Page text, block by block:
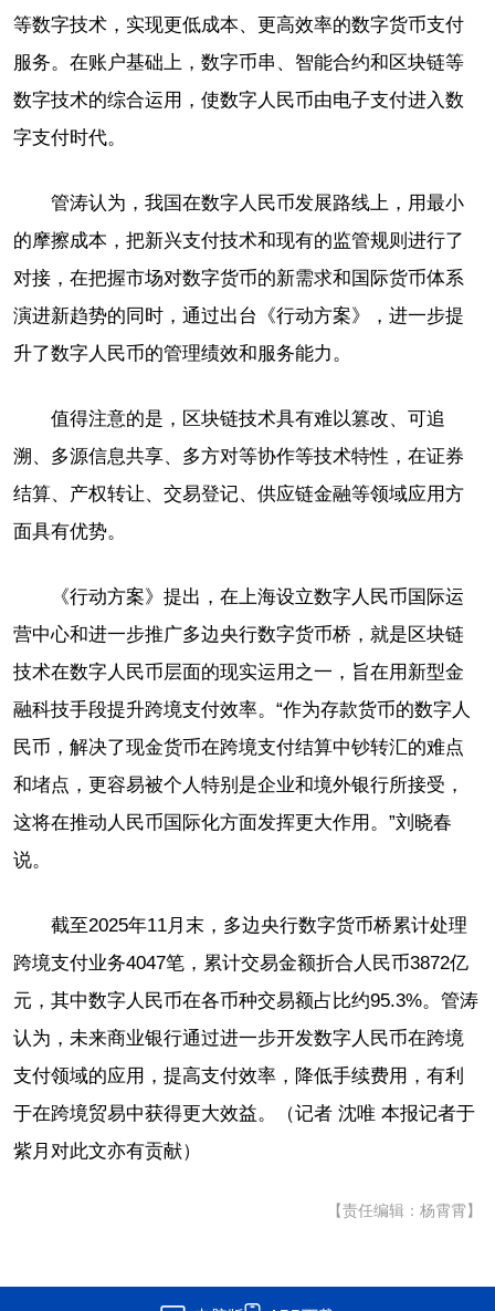
等数字技术，实现更低成本、更高效率的数字货币支付
服务。在账户基础上，数字币串、智能合约和区块链等
数字技术的综合运用，使数字人民币由电子支付进入数
字支付时代。
管涛认为，我国在数字人民币发展路线上，用最小
的摩擦成本，把新兴支付技术和现有的监管规则进行了
对接，在把握市场对数字货币的新需求和国际货币体系
演进新趋势的同时，通过出台《行动方案》，进一步提
升了数字人民币的管理绩效和服务能力。
值得注意的是，区块链技术具有难以篡改、可追
溯、多源信息共享、多方对等协作等技术特性，在证券
结算、产权转让、交易登记、供应链金融等领域应用方
面具有优势。
《行动方案》提出，在上海设立数字人民币国际运
营中心和进一步推广多边央行数字货币桥，就是区块链
技术在数字人民币层面的现实运用之一，旨在用新型金
融科技手段提升跨境支付效率。“作为存款货币的数字人
民币，解决了现金货币在跨境支付结算中钞转汇的难点
和堵点，更容易被个人特别是企业和境外银行所接受，
这将在推动人民币国际化方面发挥更大作用。”刘晓春
说。
截至2025年11月末，多边央行数字货币桥累计处理
跨境支付业务4047笔，累计交易金额折合人民币3872亿
元，其中数字人民币在各币种交易额占比约95.3%。管涛
认为，未来商业银行通过进一步开发数字人民币在跨境
支付领域的应用，提高支付效率，降低手续费用，有利
于在跨境贸易中获得更大效益。（记者 沈唯 本报记者于
紫月对此文亦有贡献）
【责任编辑：杨霄霄】